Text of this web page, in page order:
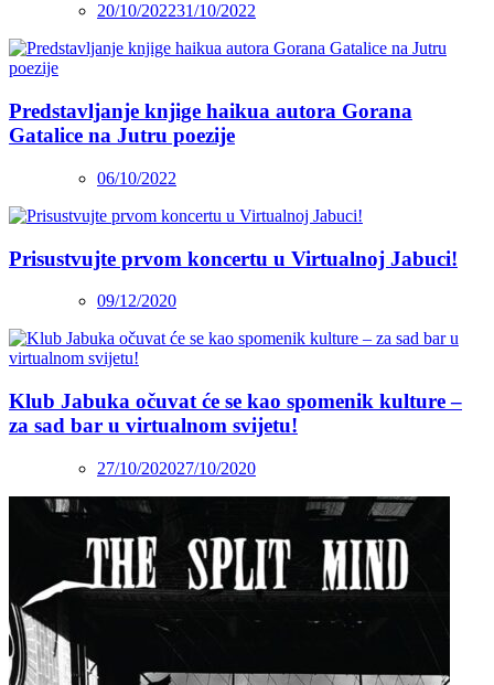
20/10/202231/10/2022
Predstavljanje knjige haikua autora Gorana
Gatalice na Jutru poezije
06/10/2022
Prisustvujte prvom koncertu u Virtualnoj Jabuci!
09/12/2020
Klub Jabuka očuvat će se kao spomenik kulture –
za sad bar u virtualnom svijetu!
27/10/202027/10/2020